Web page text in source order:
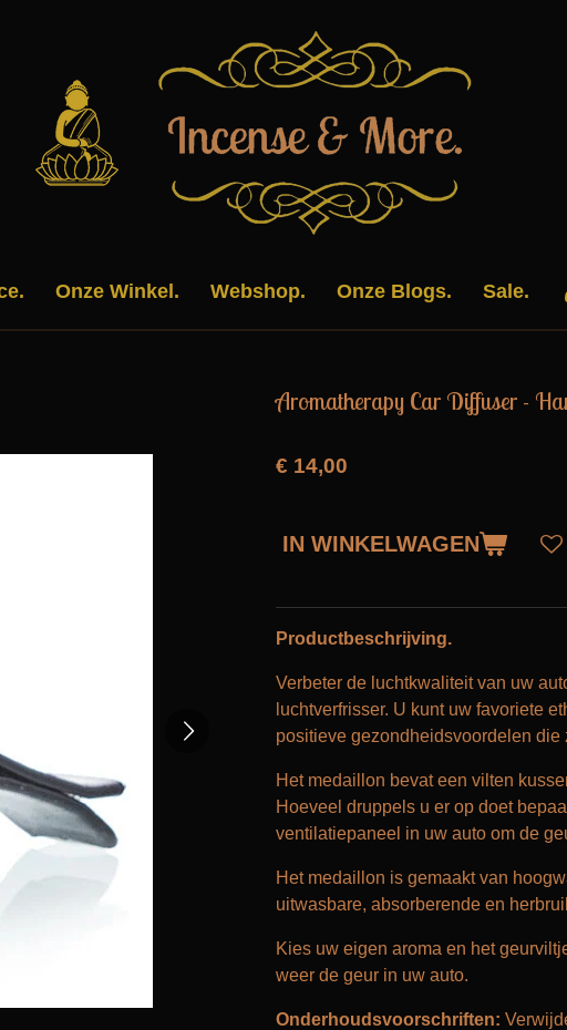
Onze Winkel. Webshop. Onze Blogs. Sale.
Aromatherapy Car Diffuser -
€ 14,00
IN WINKELWAGEN
Productbeschrijving.
Verbeter de luchtkwaliteit van uw
luchtverfrisser. U kunt uw favoriete
positieve gezondheidsvoordelen
Het medaillon bevat een vilten
Hoeveel druppels u er op doet
ventilatiepaneel in uw auto om de
Het medaillon is gemaakt van
uitwasbare, absorberende en
Kies uw eigen aroma en het
weer de geur in uw auto.
Onderhoudsvoorschriften: